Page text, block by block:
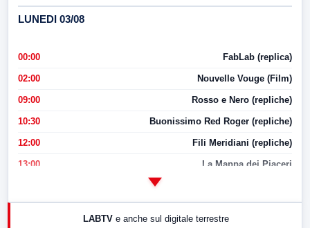
LUNEDI 03/08
00:00 FabLab (replica)
02:00 Nouvelle Vouge (Film)
09:00 Rosso e Nero (repliche)
10:30 Buonissimo Red Roger (repliche)
12:00 Fili Meridiani (repliche)
13:00 La Mappa dei Piaceri
LABTV e anche sul digitale terrestre